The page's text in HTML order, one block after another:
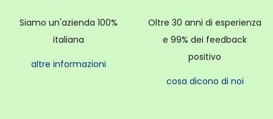
Siamo un'azienda 100%
italiana
altre informazioni
Oltre 30 anni di esperienza
e 99% dei feedback
positivo
cosa dicono di noi